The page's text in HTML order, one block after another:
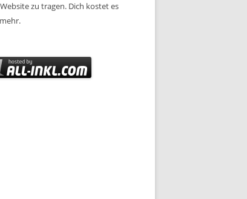
zu tragen. Dich kostet es